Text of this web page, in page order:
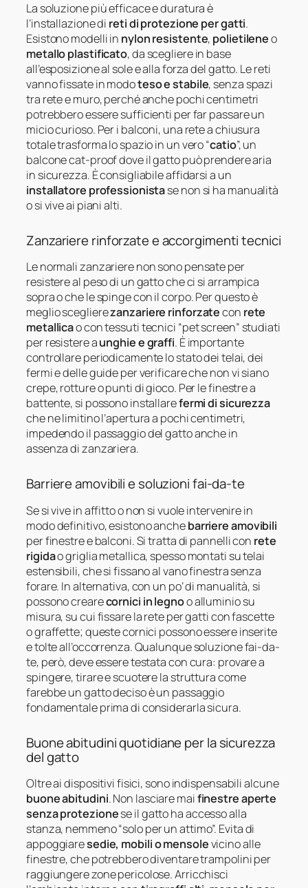
La soluzione più efficace e duratura è
l’installazione di reti di protezione per gatti.
Esistono modelli in nylon resistente, polietileneo
metallo plastificato, da scegliere in base
all’esposizione al sole e alla forza del gatto. Le reti
vanno fissate in modoteso e stabile, senza spazi
tra rete e muro, perché anche pochi centimetri
potrebbero essere sufficienti per far passare un
micio curioso. Per i balconi, una rete a chiusura
totale trasforma lo spazio in un vero “catio”, un
balcone cat-proof dove il gatto può prendere aria
in sicurezza. È consigliabile affidarsi a un
installatore professionistase non si ha manualità
o si vive ai piani alti.
Zanzariere rinforzate e accorgimenti tecnici
Le normali zanzariere non sono pensate per
resistere al peso di un gatto che ci si arrampica
sopra o che le spinge con il corpo. Per questo è
meglio sceglierezanzariere rinforzatecon rete
metallicao con tessuti tecnici “pet screen” studiati
per resistere aunghie e graffi. È importante
controllare periodicamente lo stato dei telai, dei
fermi e delle guide per verificare che non vi siano
crepe, rotture o punti di gioco. Per le finestre a
battente, si possono installarefermi di sicurezza
che ne limitino l’apertura a pochi centimetri,
impedendo il passaggio del gatto anche in
assenza di zanzariera.
Barriere amovibili e soluzioni fai-da-te
Se si vive in affitto o non si vuole intervenire in
modo definitivo, esistono anchebarriere amovibili
per finestre e balconi. Si tratta di pannelli con rete
rigidao griglia metallica, spesso montati su telai
estensibili, che si fissano al vano finestra senza
forare. In alternativa, con un po’ di manualità, si
possono crearecornici in legnoo alluminio su
misura, su cui fissare la rete per gatti con fascette
o graffette; queste cornici possono essere inserite
e tolte all’occorrenza. Qualunque soluzione fai-da-
te, però, deve essere testata con cura: provare a
spingere, tirare e scuotere la struttura come
farebbe un gatto deciso è un passaggio
fondamentale prima di considerarla sicura.
Buone abitudini quotidiane per la sicurezza
del gatto
Oltre ai dispositivi fisici, sono indispensabili alcune
buone abitudini. Non lasciare maifinestre aperte
senza protezionese il gatto ha accesso alla
stanza, nemmeno “solo per un attimo”. Evita di
appoggiaresedie, mobili o mensolevicino alle
finestre, che potrebbero diventare trampolini per
raggiungere zone pericolose. Arricchisci